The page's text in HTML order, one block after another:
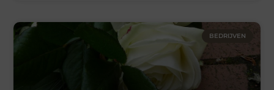
BEDRIJVEN